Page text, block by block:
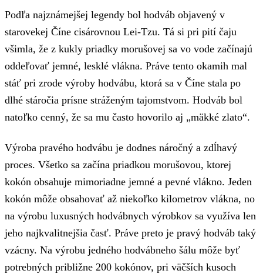
Podľa najznámejšej legendy bol hodváb objavený v
starovekej Číne cisárovnou Lei-Tzu. Tá si pri pití čaju
všimla, že z kukly priadky morušovej sa vo vode začínajú
oddeľovať jemné, lesklé vlákna. Práve tento okamih mal
stáť pri zrode výroby hodvábu, ktorá sa v Číne stala po
dlhé stáročia prísne stráženým tajomstvom. Hodváb bol
natoľko cenný, že sa mu často hovorilo aj „mäkké zlato“.
Výroba pravého hodvábu je dodnes náročný a zdĺhavý
proces. Všetko sa začína priadkou morušovou, ktorej
kokón obsahuje mimoriadne jemné a pevné vlákno. Jeden
kokón môže obsahovať až niekoľko kilometrov vlákna, no
na výrobu luxusných hodvábnych výrobkov sa využíva len
jeho najkvalitnejšia časť. Práve preto je pravý hodváb taký
vzácny. Na výrobu jedného hodvábneho šálu môže byť
potrebných približne 200 kokónov, pri väčších kusoch